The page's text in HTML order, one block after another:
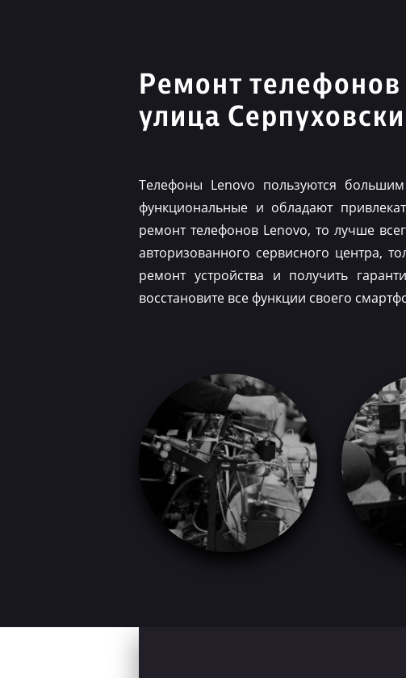
Ремонт телефонов
улица
Телефоны Lenovo пользуются
функциональные и обладают
ремонт телефонов Lenovo, то лучше
авторизованного сервисного центра,
ремонт устройства и получить
восстановите все функции своего